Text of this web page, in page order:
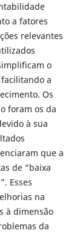
a fatores
relevantes
o
a
Os
foram os da
à sua
que a
de “baixa
Esses
na
à dimensão
da